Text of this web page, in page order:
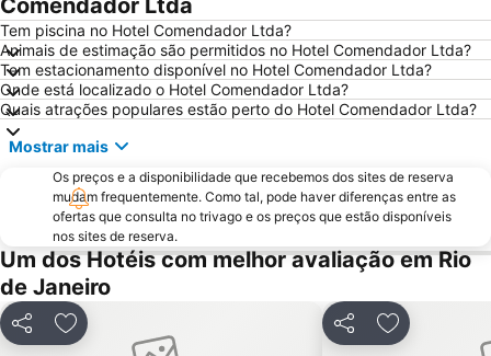
Comendador Ltda
Tem piscina no Hotel Comendador Ltda?
Animais de estimação são permitidos no Hotel Comendador Ltda?
Tem estacionamento disponível no Hotel Comendador Ltda?
Onde está localizado o Hotel Comendador Ltda?
Quais atrações populares estão perto do Hotel Comendador Ltda?
Mostrar mais
Os preços e a disponibilidade que recebemos dos sites de reserva
mudam frequentemente. Como tal, pode haver diferenças entre as
ofertas que consulta no trivago e os preços que estão disponíveis
nos sites de reserva.
Um dos Hotéis com melhor avaliação em Rio
de Janeiro
PartilharAdicionar aos favoritos PartilharAdicionar